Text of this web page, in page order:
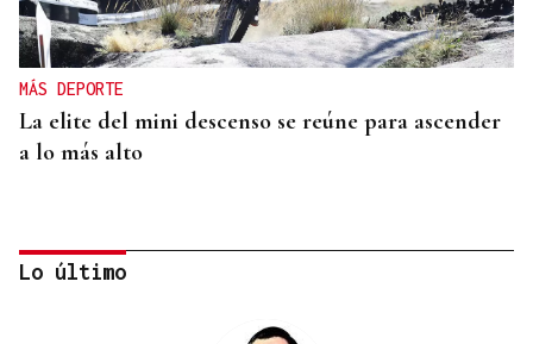
MÁS DEPORTE
La elite del mini descenso se reúne para ascender
a lo más alto
Lo último